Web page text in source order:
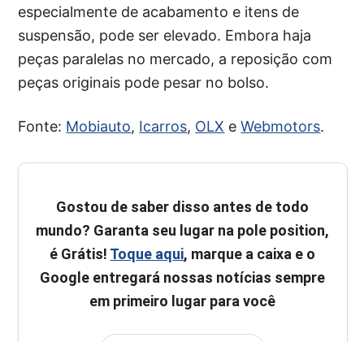
especialmente de acabamento e itens de
suspensão, pode ser elevado. Embora haja
peças paralelas no mercado, a reposição com
peças originais pode pesar no bolso.
Fonte: Mobiauto, Icarros, OLX eWebmotors.
Gostou de saber disso antes de todo
mundo? Garanta seu lugar na pole position,
é Grátis! Toque aqui, marque a caixa e o
Google entregará nossas notícias sempre
em primeiro lugar para você